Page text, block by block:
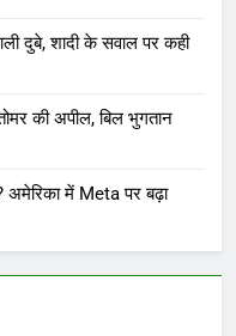
दुबे, शादी के सवाल पर कही
की अपील, बिल भुगतान
अमेरिका में Meta पर बढ़ा